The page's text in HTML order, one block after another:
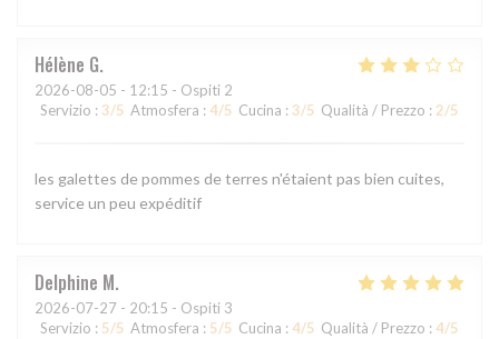
Hélène G
2026-08-05 - 12:15 - Ospiti 2
Servizio : 3/5 Atmosfera : 4/5 Cucina : 3/5 Qualità / Prezzo : 2/5
les galettes de pommes de terres n'étaient pas bien cuites,
service un peu expéditif
Delphine M
2026-07-27 - 20:15 - Ospiti 3
Servizio : 5/5 Atmosfera : 5/5 Cucina : 4/5 Qualità / Prezzo : 4/5